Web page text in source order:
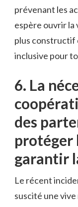
⁢prévenant les
espère​ ouvrir​ la
plus ‍constructif
inclusive⁣ pour
6.⁢ La
‌des
protéger
garantir
Le récent⁣
suscité une